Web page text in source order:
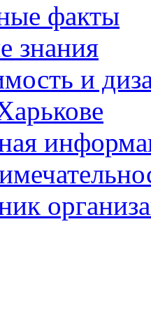
факты
знания
и